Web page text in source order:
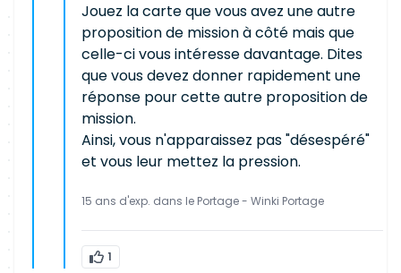
Jouez la carte que vous avez une autre
proposition de mission à côté mais que
celle-ci vous intéresse davantage. Dites
que vous devez donner rapidement une
réponse pour cette autre proposition de
mission.
Ainsi, vous n'apparaissez pas "désespéré"
et vous leur mettez la pression.
15 ans d'exp. dans le Portage - Winki Portage
1